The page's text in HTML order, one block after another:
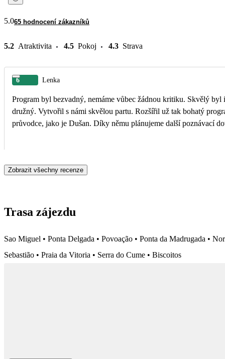
5.065 hodnocení zákazníků
5.2 Atraktivita 4.5 Pokoj 4.3 Strava
6 Lenka
Program byl bezvadný, nemáme vůbec žádnou kritiku. Skvělý
družný. Vytvořil s námi skvělou partu. Rozšířil už tak bohatý program o další "třešničky" a patří mu velké
Zobrazit všechny recenze
Trasa zájezdu
Sao Miguel • Ponta Delgada • Povoação • Ponta da Madrugada •
Sebastião • Praia da Vitoria • Serra do Cume • Biscoitos